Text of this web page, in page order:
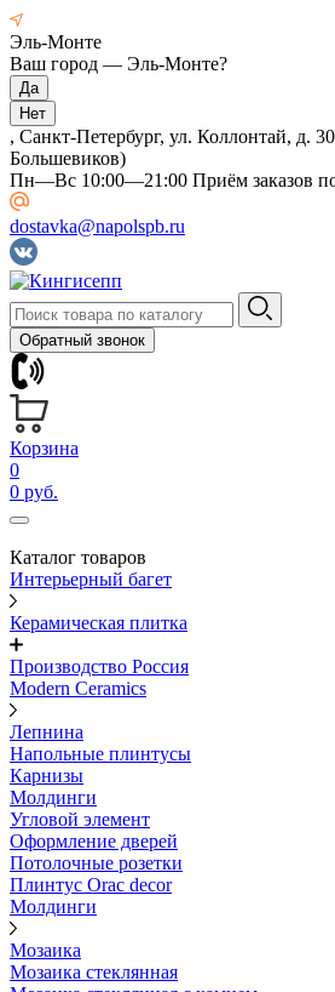
Эль-Монте
Ваш город — Эль-Монте?
, Санкт-Петербург, ул. Коллонтай, д.
Большевиков)
Пн—Вс 10:00—21:00 Приём заказов
dostavka@napolspb.ru
Обратный звонок
Корзина
0
0 руб.
Каталог товаров
Интерьерный багет
Керамическая плитка
Производство Россия
Modern Ceramics
Лепнина
Напольные плинтусы
Карнизы
Молдинги
Угловой элемент
Оформление дверей
Потолочные розетки
Плинтус Orac decor
Молдинги
Мозаика
Мозаика стеклянная